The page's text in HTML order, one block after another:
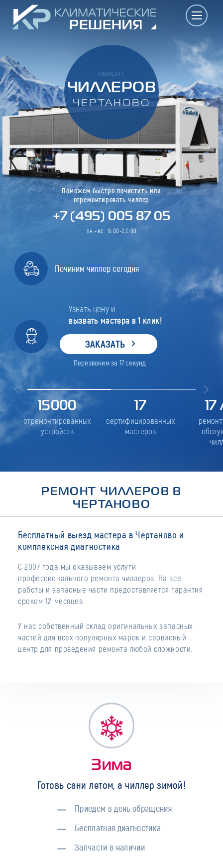
РЕМОНТ
ЧИЛЛЕРОВ
ЧЕРТАНОВО
Поможем быстро почистить или
отремонтировать чиллер
+7 (495) 005 87 05
пн.-вс. 8:00-22:00
Починим чиллер сегодня
Узнать цену и
вызвать мастера в 1 клик!
ЗАКАЗАТЬ
Перезвоним за 17секунд
15000
отремонтированных
устройств
17
сертифицированных
мастеров
17
РЕМОНТ ЧИЛЛЕРОВ В
ЧЕРТАНОВО
Бесплатный выезд мастера в Чертаново и
комплексная диагностика
С 2007 года мы оказываем услуги
профессионального ремонта чиллеров. На все
работы и запасные части предоставляется гарантия
сроком 12 месяцев.
У нас собственный склад оригинальных запасных
частей для всех популярных марок и сервисный
центр для проведения ремонта любой сложности.
Зима
Готовь сани летом, а чиллер зимой!
Приедем в день обращения
Бесплатная диагностика
Запчасти в наличии